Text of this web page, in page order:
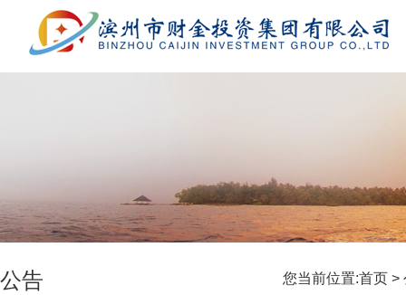
公告 您当前位置:首页 >